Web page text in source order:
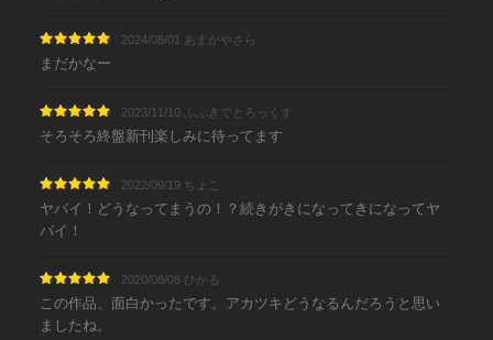
2024/08/01 あまかやさら
まだかなー
2023/11/10 ふぶきでとろっくす
そろそろ終盤新刊楽しみに待ってます
2022/09/19 ちょこ
ヤバイ！どうなってまうの！？続きがきになってきになってヤ
バイ！
2020/08/08 ひかる
この作品、面白かったです。アカツキどうなるんだろうと思い
ましたね。